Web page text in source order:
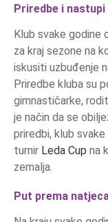
Priredbe i nastupi
Klub svake godine
za kraj sezone na
iskusiti uzbuđenje
Priredbe kluba su
gimnastičarke,
je način da se
priredbi, klub
turnir Leda Cup na
zemalja.
Put prema